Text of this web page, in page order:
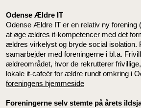
Odense Ældre IT
Odense Ældre IT er en relativ ny forening
at øge ældres it-kompetencer med det
ældres virkelyst og bryde social isolation.
samarbejder med foreningerne i bl.a.
ældreområdet, hvor de rekrutterer
lokale it-cafeér for ældre rundt omkring i
foreningens hjemmeside
Foreningerne selv stemte på årets